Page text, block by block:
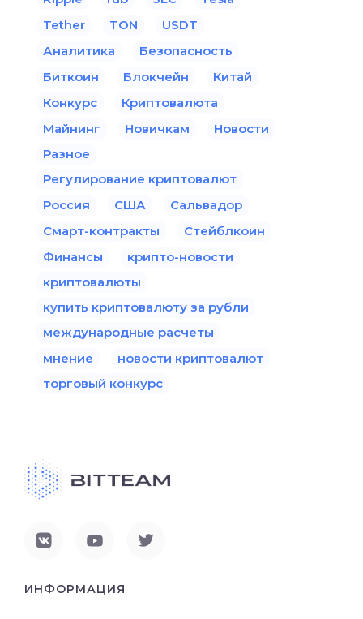
Tether
TON
USDT
Аналитика
Безопасность
Биткоин
Блокчейн
Китай
Конкурс
Криптовалюта
Майнинг
Новичкам
Новости
Разное
Регулирование криптовалют
Россия
США
Сальвадор
Смарт-контракты
Стейблкоин
Финансы
крипто-новости
криптовалюты
купить криптовалюту за рубли
международные расчеты
мнение
новости криптовалют
торговый конкурс
ИНФОРМАЦИЯ